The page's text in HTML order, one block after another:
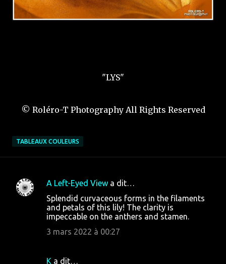
"LYS"
© Roléro-T Photography All Rights Reserved
TABLEAUX COULEURS
C
A Left-Eyed View a dit…
Splendid curvaceous forms in the filaments
and petals of this lily! The clarity is
impeccable on the anthers and stamen.
3 mars 2022 à 00:27
K a dit…